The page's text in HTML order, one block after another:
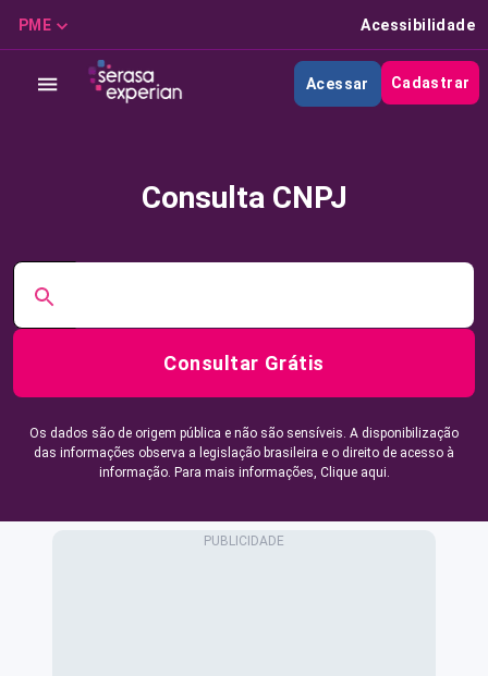
PME Acessibilidade
Acessar Cadastrar
Consulta CNPJ
Consultar Grátis
Os dados são de origem pública e não são sensíveis. A disponibilização
das informações observa a legislação brasileira e o direito de acesso à
informação. Para mais informações, Clique aqui.